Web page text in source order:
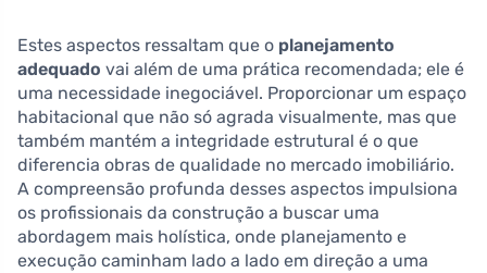
Estes aspectos ressaltam que o planejamento
adequado vai além de uma prática recomendada; ele é
uma necessidade inegociável. Proporcionar um espaço
habitacional que não só agrada visualmente, mas que
também mantém a integridade estrutural é o que
diferencia obras de qualidade no mercado imobiliário.
A compreensão profunda desses aspectos impulsiona
os profissionais da construção a buscar uma
abordagem mais holística, onde planejamento e
execução caminham lado a lado em direção a uma